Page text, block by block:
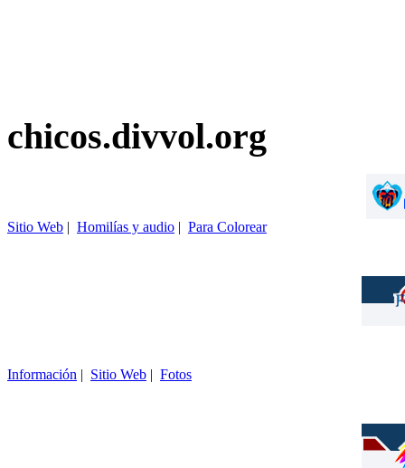
chicos.divvol.org
Sitio Web Homilías y audio Para Colorear
Información Sitio Web Fotos